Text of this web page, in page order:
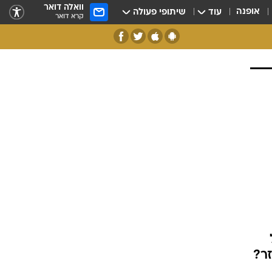
אופנה עוד שיתופי פעולה וואלה דואר
קרא דואר